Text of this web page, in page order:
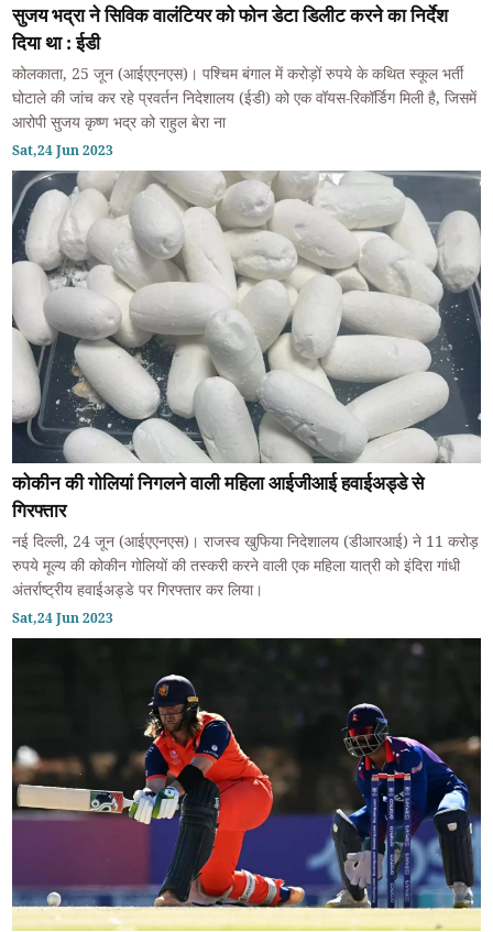
सुजय भद्रा ने सिविक वालंटियर को फोन डेटा डिलीट करने का निर्देश
दिया था : ईडी
कोलकाता, 25 जून (आईएएनएस)। पश्चिम बंगाल में करोड़ों रुपये के कथित स्कूल भर्ती
घोटाले की जांच कर रहे प्रवर्तन निदेशालय (ईडी) को एक वॉयस-रिकॉर्डिग मिली है, जिसमें
आरोपी सुजय कृष्ण भद्र को राहुल बेरा ना
Sat,24 Jun 2023
कोकीन की गोलियां निगलने वाली महिला आईजीआई हवाईअड्डे से
गिरफ्तार
नई दिल्ली, 24 जून (आईएएनएस)। राजस्व खुफिया निदेशालय (डीआरआई) ने 11 करोड़
रुपये मूल्य की कोकीन गोलियों की तस्करी करने वाली एक महिला यात्री को इंदिरा गांधी
अंतर्राष्ट्रीय हवाईअड्डे पर गिरफ्तार कर लिया।
Sat,24 Jun 2023